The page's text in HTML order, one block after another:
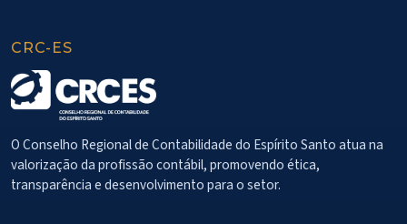
CRC-ES
O Conselho Regional de Contabilidade do Espírito Santo atua na
valorização da profissão contábil, promovendo ética,
transparência e desenvolvimento para o setor.